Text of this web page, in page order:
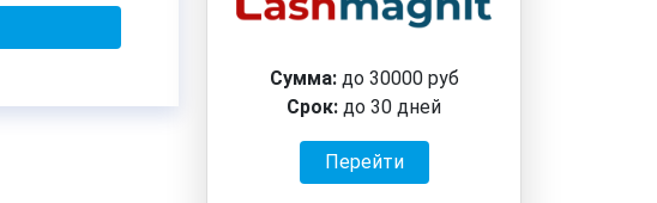
Сумма:до 30000 руб
Срок: до 30 дней
Перейти